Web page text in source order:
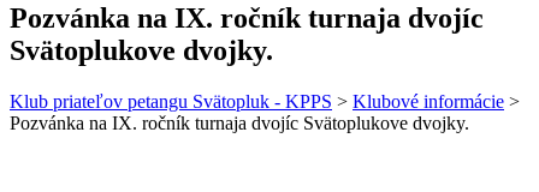
Pozvánka na IX. ročník turnaja dvojíc
Svätoplukove dvojky.
Klub priateľov petangu Svätopluk - KPPS > Klubové informácie >
Pozvánka na IX. ročník turnaja dvojíc Svätoplukove dvojky.